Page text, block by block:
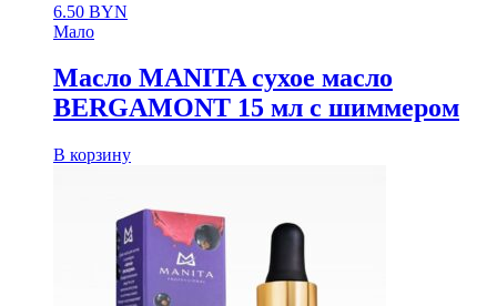
6.50 BYN
Мало
Масло MANITA сухое масло
BERGAMONT 15 мл с шиммером
В корзину